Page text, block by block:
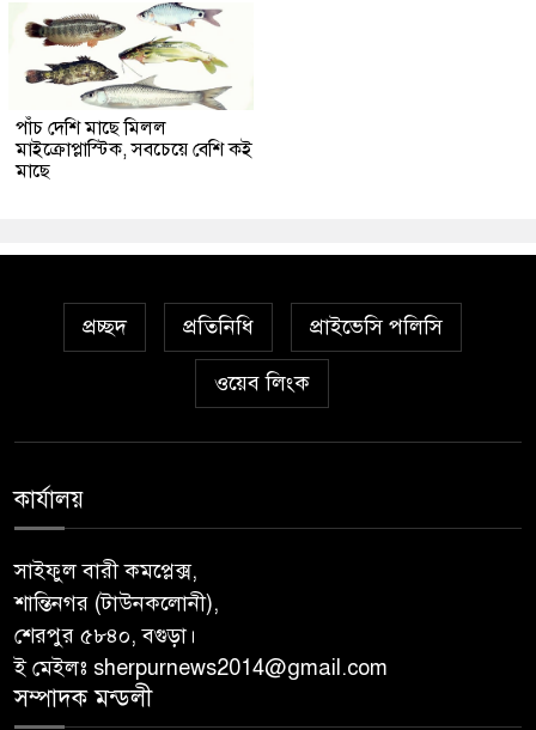
পাঁচ দেশি মাছে মিলল
মাইক্রোপ্লাস্টিক, সবচেয়ে বেশি কই
মাছে
প্রচ্ছদ প্রতিনিধি প্রাইভেসি পলিসি
ওয়েব লিংক
কার্যালয়
সাইফুল বারী কমপ্লেক্স,
শান্তিনগর (টাউনকলোনী),
শেরপুর ৫৮৪০, বগুড়া।
ই মেইলঃ sherpurnews2014@gmail.com
সম্পাদক মন্ডলী